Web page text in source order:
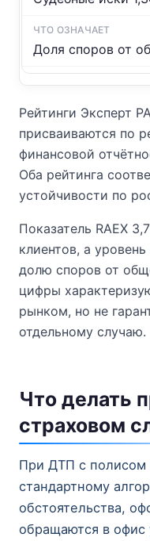
Доля споров от
Рейтинги Эксперт
присваиваются по
финансовой
Оба рейтинга
устойчивости по
Показатель RAEX
клиентов, а
долю споров от
цифры
рынком, но не
отдельному случаю.
Что делать
страховом
При ДТП с полисом
стандартному
обстоятельства,
обращаются в офис